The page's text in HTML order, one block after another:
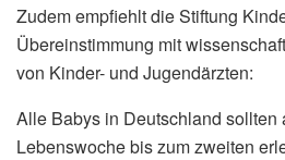
Zudem empfiehlt die Stiftung
Übereinstimmung mit
von Kinder- und Jugendärzten:
Alle Babys in Deutschland sollten
Lebenswoche bis zum zweiten